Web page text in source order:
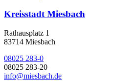
Kreisstadt Miesbach
Rathausplatz 1
83714 Miesbach
08025 283-0
08025 283-20
info@miesbach.de